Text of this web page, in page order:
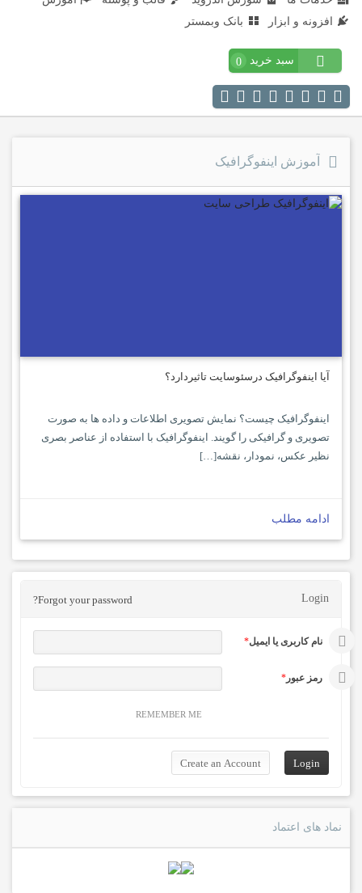
افزونه و ابزار
بانک وبمستر
سبد خرید 0
آموزش اینفوگرافیک
آیا اینفوگرافیک درسئوسایت تاثیردارد؟
اینفوگرافیک چیست؟ نمایش تصویری اطلاعات و داده ها به صورت
تصویری و گرافیکی را گویند. اینفوگرافیک با استفاده از عناصر بصری
نظیر عکس، نمودار، نقشه[…]
ادامه مطلب
Login
Forgot your password?
نام کاربری یا ایمیل*
رمز عبور *
REMEMBER ME
نماد های اعتماد